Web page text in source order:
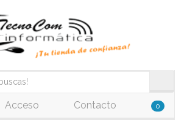
Acceso Contacto 0